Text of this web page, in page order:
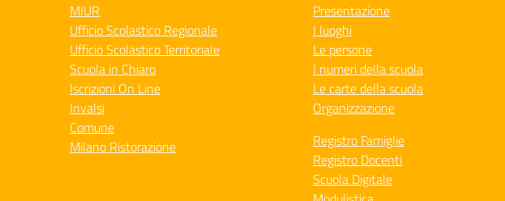
MIUR
Ufficio Scolastico Regionale
Ufficio Scolastico Territoriale
Scuola in Chiaro
Iscrizioni On Line
Invalsi
Comune
Milano Ristorazione
Presentazione
I luoghi
Le persone
I numeri della scuola
Le carte della scuola
Organizzazione
Registro Famiglie
Registro Docenti
Scuola Digitale